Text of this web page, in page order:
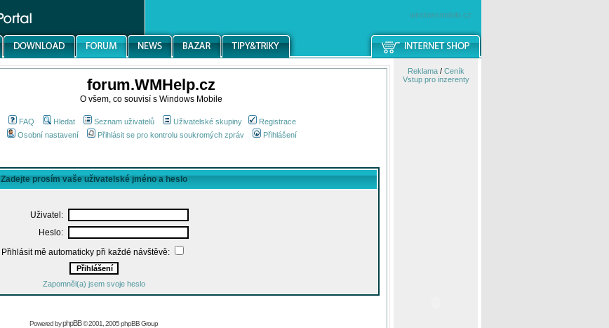
windowsmobile.cz
forum.WMHelp.cz
O všem, co souvisí s Windows Mobile
FAQ Hledat Seznam uživatelů Uživatelské skupiny
Registrace
Osobní nastavení
Přihlásit se pro kontrolu soukromých zpráv Přihlášení
Zadejte prosím vaše uživatelské jméno a heslo
Uživatel:
Heslo:
Přihlásit mě automaticky při každé návštěvě:
Zapomněl(a) jsem svoje heslo
Powered byphpBB© 2001, 2005 phpBB Group
Reklama/ Ceník
Vstup pro inzerenty